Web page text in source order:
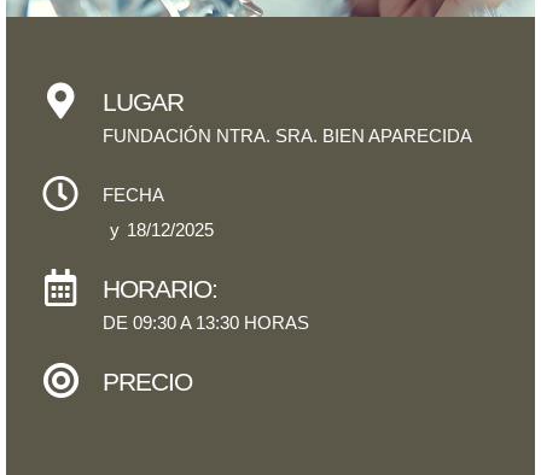
LUGAR
FUNDACIÓN NTRA. SRA. BIEN APARECIDA
FECHA
y 18/12/2025
HORARIO:
DE 09:30 A 13:30 HORAS
PRECIO